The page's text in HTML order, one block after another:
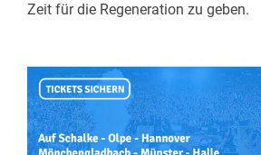
Zeit für die Regeneration zu geben.